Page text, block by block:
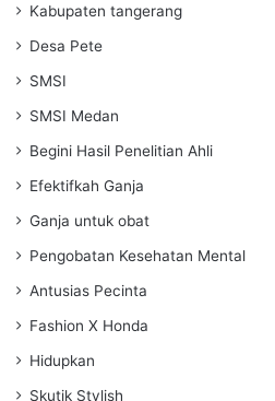
Kabupaten tangerang
Desa Pete
SMSI
SMSI Medan
Begini Hasil Penelitian Ahli
Efektifkah Ganja
Ganja untuk obat
Pengobatan Kesehatan Mental
Antusias Pecinta
Fashion X Honda
Hidupkan
Skutik Stylish